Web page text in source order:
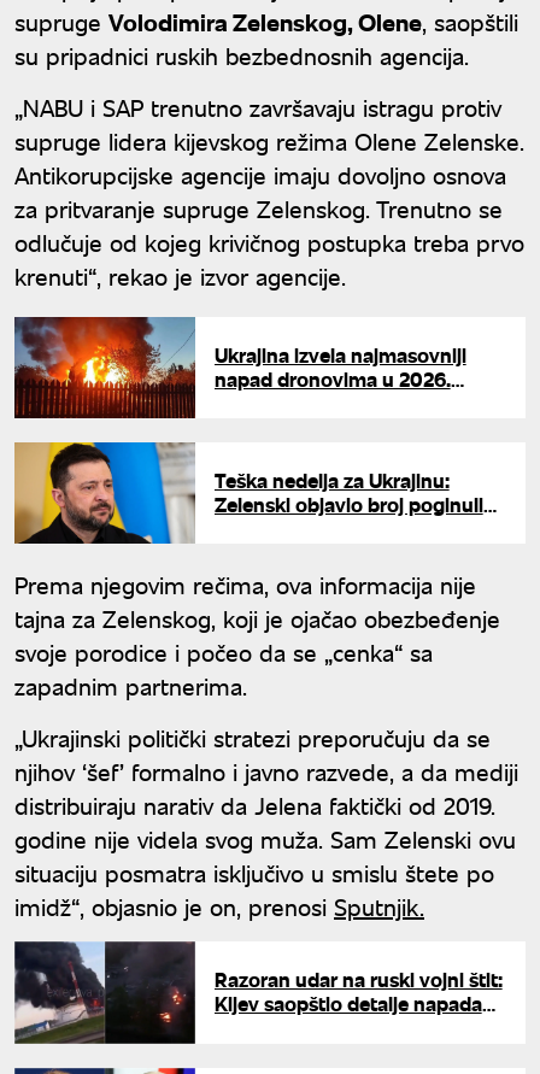
supruge Volodimira Zelenskog, Olene, saopštili
su pripadnici ruskih bezbednosnih agencija.
„NABU i SAP trenutno završavaju istragu protiv
supruge lidera kijevskog režima Olene Zelenske.
Antikorupcijske agencije imaju dovoljno osnova
za pritvaranje supruge Zelenskog. Trenutno se
odlučuje od kojeg krivičnog postupka treba prvo
krenuti“, rekao je izvor agencije.
Ukrajina izvela najmasovniji
napad dronovima u 2026.
Teška nedelja za Ukrajinu:
Zelenski objavio broj poginulih i
Prema njegovim rečima, ova informacija nije
tajna za Zelenskog, koji je ojačao obezbeđenje
svoje porodice i počeo da se „cenka“ sa
zapadnim partnerima.
„Ukrajinski politički stratezi preporučuju da se
njihov ‘šef’ formalno i javno razvede, a da mediji
distribuiraju narativ da Jelena faktički od 2019.
godine nije videla svog muža. Sam Zelenski ovu
situaciju posmatra isključivo u smislu štete po
imidž“, objasnio je on, prenosi Sputnjik.
Razoran udar na ruski vojni štit:
Kijev saopštio detalje napada